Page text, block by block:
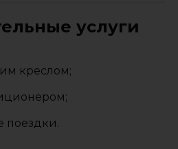
услуги
креслом;
поездки.